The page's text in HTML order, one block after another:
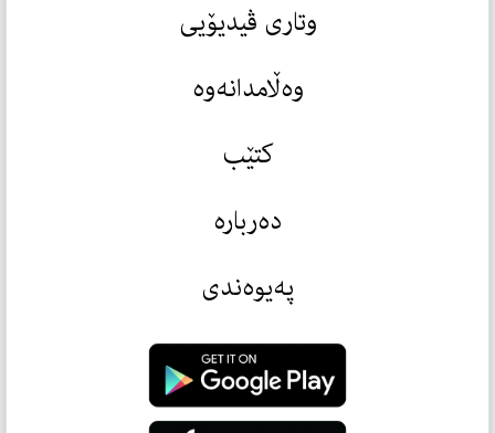
وتاری ڤیدیۆیی
وەڵامدانەوە
کتێب
دەربارە
پەیوەندی